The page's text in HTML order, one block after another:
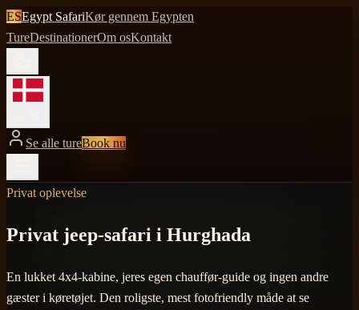
ESEgypt SafariKør gennem Egypten
TureDestinationerOm osKontakt
Se alle tureBook nu
Privat oplevelse
Privat jeep-safari i Hurghada
En lukket 4x4-kabine, jeres egen chauffør-guide og ingen andre
gæster i køretøjet. Den roligste, mest fotofriendly måde at se